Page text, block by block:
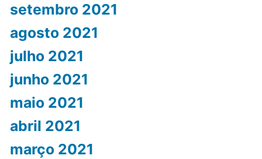
setembro 2021
agosto 2021
julho 2021
junho 2021
maio 2021
abril 2021
março 2021